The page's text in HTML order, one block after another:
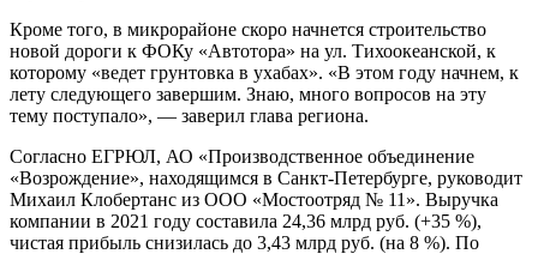
Кроме того, в микрорайоне скоро начнется строительство
новой дороги к ФОКу «Автотора» на ул. Тихоокеанской, к
которому «ведет грунтовка в ухабах». «В этом году начнем, к
лету следующего завершим. Знаю, много вопросов на эту
тему поступало», — заверил глава региона.
Согласно ЕГРЮЛ, АО «Производственное объединение
«Возрождение», находящимся в Санкт-Петербурге, руководит
Михаил Клобертанс из ООО «Мостоотряд № 11». Выручка
компании в 2021 году составила 24,36 млрд руб. (+35 %),
чистая прибыль снизилась до 3,43 млрд руб. (на 8 %). По